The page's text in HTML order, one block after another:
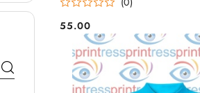
Cena:
55.00